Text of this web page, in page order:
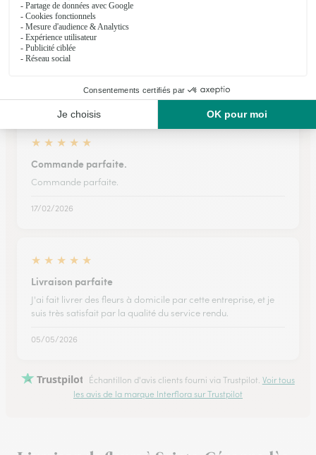
★ ★ ★ ★ ★
La prise de commande sur le site est…
La prise de commande sur le site est intuitive et efficace
★ ★ ★ ★ ★
Commande parfaite.
Commande parfaite.
17/02/2026
★ ★ ★ ★ ★
Livraison parfaite
J'ai fait livrer des fleurs à domicile par cette entreprise, et je
suis très satisfait par la qualité du service rendu.
05/05/2026
Trustpilot Échantillon d'avis clients fourni via Trustpilot. Voir tous
les avis de la marque Interflora sur Trustpilot